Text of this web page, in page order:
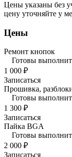
Цены указаны без
цену уточняйте у
Цены
Ремонт кнопок
Готовы
1 000 ₽
Записаться
Прошивка,
Готовы
1 300 ₽
Записаться
Пайка BGA
Готовы
2 000 ₽
Записаться